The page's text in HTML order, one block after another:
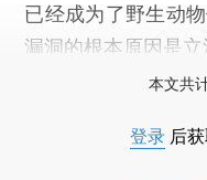
已经成为了野生动
漏洞的根本原因是立
本文共
登录 后